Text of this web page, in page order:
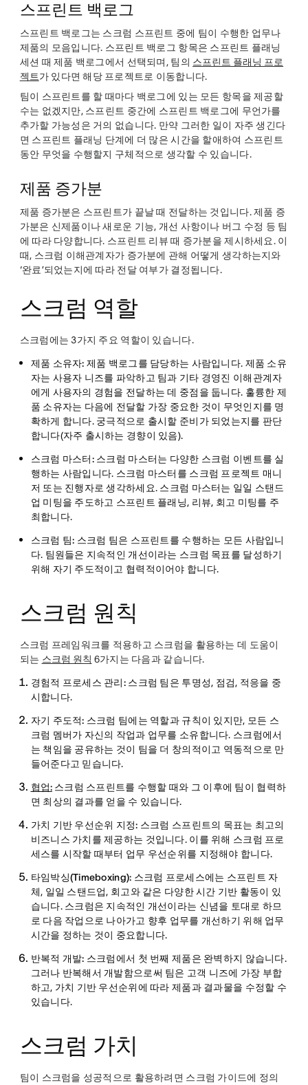
스프린트 백로그
스프린트 백로그는 스크럼 스프린트 중에 팀이 수행한 업무나
제품의 모음입니다. 스프린트 백로그 항목은 스프린트 플래닝
세션 때 제품 백로그에서 선택되며, 팀의 스프린트 플래닝 프로
젝트가 있다면 해당 프로젝트로 이동합니다.
팀이 스프린트를 할 때마다 백로그에 있는 모든 항목을 제공할
수는 없겠지만, 스프린트 중간에 스프린트 백로그에 무언가를
추가할 가능성은 거의 없습니다. 만약 그러한 일이 자주 생긴다
면 스프린트 플래닝 단계에 더 많은 시간을 할애하여 스프린트
동안 무엇을 수행할지 구체적으로 생각할 수 있습니다.
제품 증가분
제품 증가분은 스프린트가 끝날 때 전달하는 것입니다. 제품 증
가분은 신제품이나 새로운 기능, 개선 사항이나 버그 수정 등 팀
에 따라 다양합니다. 스프린트 리뷰 때 증가분을 제시하세요. 이
때, 스크럼 이해관계자가 증가분에 관해 어떻게 생각하는지와
‘완료’되었는지에 따라 전달 여부가 결정됩니다.
스크럼 역할
스크럼에는 3가지 주요 역할이 있습니다.
제품 소유자: 제품 백로그를 담당하는 사람입니다. 제품 소유
자는 사용자 니즈를 파악하고 팀과 기타 경영진 이해관계자
에게 사용자의 경험을 전달하는 데 중점을 둡니다. 훌륭한 제
품 소유자는 다음에 전달할 가장 중요한 것이 무엇인지를 명
확하게 합니다. 궁극적으로 출시할 준비가 되었는지를 판단
합니다(자주 출시하는 경향이 있음).
스크럼 마스터:스크럼 마스터는 다양한 스크럼 이벤트를 실
행하는 사람입니다. 스크럼 마스터를 스크럼 프로젝트 매니
저 또는 진행자로 생각하세요. 스크럼 마스터는 일일 스탠드
업 미팅을 주도하고 스프린트 플래닝, 리뷰, 회고 미팅를 주
최합니다.
스크럼 팀: 스크럼 팀은 스프린트를 수행하는 모든 사람입니
다. 팀원들은 지속적인 개선이라는 스크럼 목표를 달성하기
위해 자기 주도적이고 협력적이어야 합니다.
스크럼 원칙
스크럼 프레임워크를 적용하고 스크럼을 활용하는 데 도움이
되는 스크럼 원칙 6가지는 다음과 같습니다.
경험적 프로세스 관리: 스크럼 팀은 투명성, 점검, 적응을 중
시합니다.
자기 주도적: 스크럼 팀에는 역할과 규칙이 있지만, 모든 스
크럼 멤버가 자신의 작업과 업무를 소유합니다. 스크럼에서
는 책임을 공유하는 것이 팀을 더 창의적이고 역동적으로 만
들어준다고 믿습니다.
협업:스크럼 스프린트를 수행할 때와 그 이후에 팀이 협력하
면 최상의 결과를 얻을 수 있습니다.
가치 기반 우선순위 지정: 스크럼 스프린트의 목표는 최고의
비즈니스 가치를 제공하는 것입니다. 이를 위해 스크럼 프로
세스를 시작할 때부터 업무 우선순위를 지정해야 합니다.
타임박싱(Timeboxing): 스크럼 프로세스에는 스프린트 자
체, 일일 스탠드업, 회고와 같은 다양한 시간 기반 활동이 있
습니다. 스크럼은 지속적인 개선이라는 신념을 토대로 하므
로 다음 작업으로 나아가고 향후 업무를 개선하기 위해 업무
시간을 정하는 것이 중요합니다.
반복적 개발: 스크럼에서 첫 번째 제품은 완벽하지 않습니다.
그러나 반복해서 개발함으로써 팀은 고객 니즈에 가장 부합
하고, 가치 기반 우선순위에 따라 제품과 결과물을 수정할 수
있습니다.
스크럼 가치
팀이 스크럼을 성공적으로 활용하려면 스크럼 가이드에 정의